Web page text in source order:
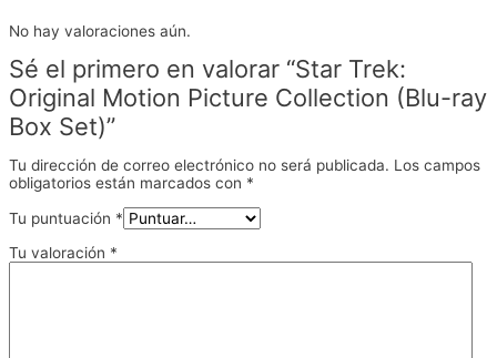
No hay valoraciones aún.
Sé el primero en valorar “Star Trek:
Original Motion Picture Collection (Blu-ray
Box Set)”
Tu dirección de correo electrónico no será publicada. Los campos
obligatorios están marcados con *
Tu puntuación *
Tu valoración *